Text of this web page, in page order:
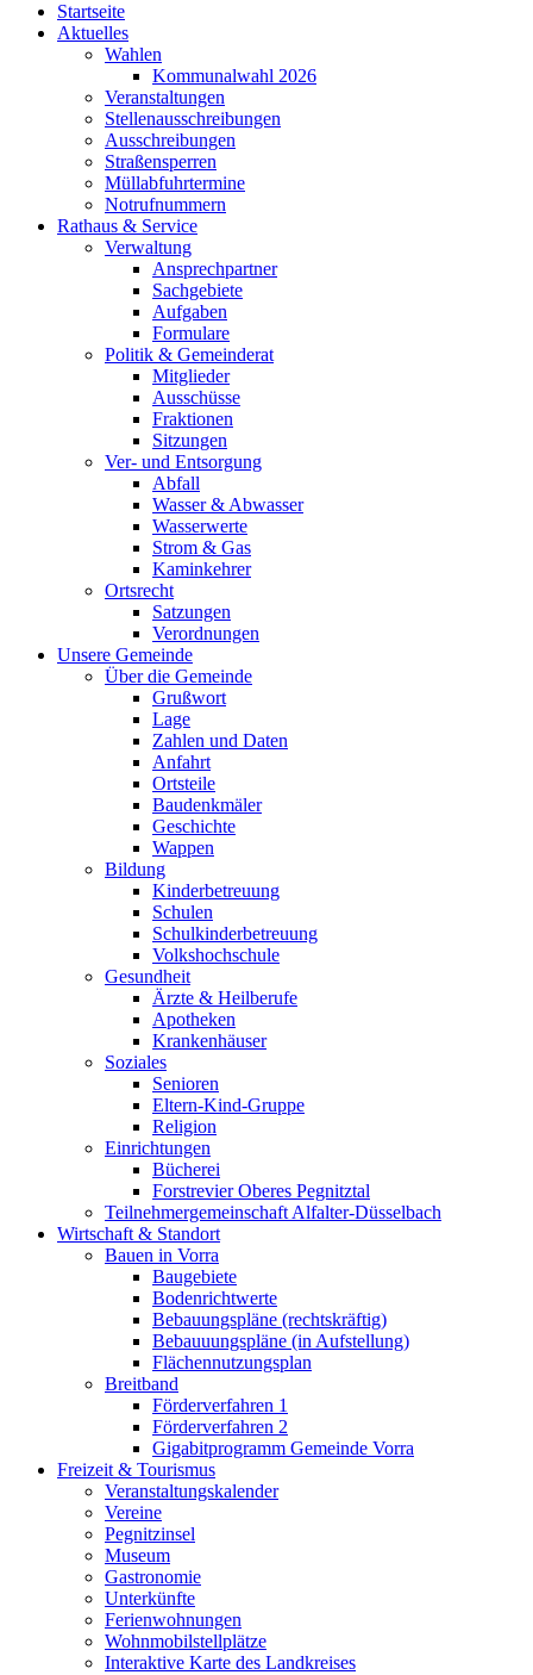
Startseite
Aktuelles
Wahlen
Kommunalwahl 2026
Veranstaltungen
Stellenausschreibungen
Ausschreibungen
Straßensperren
Müllabfuhrtermine
Notrufnummern
Rathaus & Service
Verwaltung
Ansprechpartner
Sachgebiete
Aufgaben
Formulare
Politik & Gemeinderat
Mitglieder
Ausschüsse
Fraktionen
Sitzungen
Ver- und Entsorgung
Abfall
Wasser & Abwasser
Wasserwerte
Strom & Gas
Kaminkehrer
Ortsrecht
Satzungen
Verordnungen
Unsere Gemeinde
Über die Gemeinde
Grußwort
Lage
Zahlen und Daten
Anfahrt
Ortsteile
Baudenkmäler
Geschichte
Wappen
Bildung
Kinderbetreuung
Schulen
Schulkinderbetreuung
Volkshochschule
Gesundheit
Ärzte & Heilberufe
Apotheken
Krankenhäuser
Soziales
Senioren
Eltern-Kind-Gruppe
Religion
Einrichtungen
Bücherei
Forstrevier Oberes Pegnitztal
Teilnehmergemeinschaft Alfalter-Düsselbach
Wirtschaft & Standort
Bauen in Vorra
Baugebiete
Bodenrichtwerte
Bebauungspläne (rechtskräftig)
Bebauuungspläne (in Aufstellung)
Flächennutzungsplan
Breitband
Förderverfahren 1
Förderverfahren 2
Gigabitprogramm Gemeinde Vorra
Freizeit & Tourismus
Veranstaltungskalender
Vereine
Pegnitzinsel
Museum
Gastronomie
Unterkünfte
Ferienwohnungen
Wohnmobilstellplätze
Interaktive Karte des Landkreises